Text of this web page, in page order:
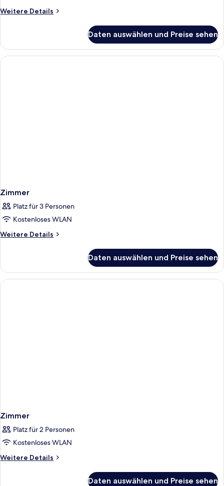
Weitere Details
Weitere
Daten auswählen und Preise sehen
Zimmer
Platz für 3 Personen
Kostenloses WLAN
Weitere Details
Weitere
Daten auswählen und Preise sehen
Zimmer
Platz für 2 Personen
Kostenloses WLAN
Weitere Details
Weitere
Daten auswählen und Preise sehen